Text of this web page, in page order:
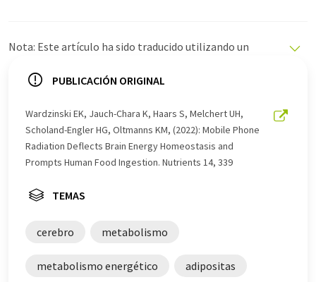
Nota: Este artículo ha sido traducido utilizando un
ofrece estas traducciones automáticas para presentar
este artículo ha sido traducido con traducción
automática, es posible que contenga errores de
vocabulario, sintaxis o gramática. El artículo original en
Alemán se puede encontraraquí .
PUBLICACIÓN ORIGINAL
Wardzinski EK, Jauch-Chara K, Haars S, Melchert UH,
Scholand-Engler HG, Oltmanns KM, (2022): Mobile Phone
Radiation Deflects Brain Energy Homeostasis and
Prompts Human Food Ingestion. Nutrients 14, 339
TEMAS
cerebro metabolismo
metabolismo energético adipositas